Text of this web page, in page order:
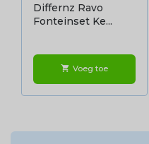
Differnz Ravo
Fonteinset Ke...
shopping_cart Voeg toe